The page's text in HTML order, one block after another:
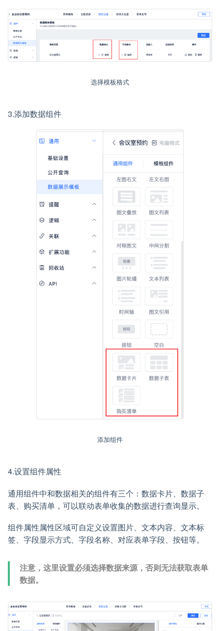
选择模板格式
3.添加数据组件
添加组件
4.设置组件属性
通用组件中和数据相关的组件有三个：数据卡片、数据子
表、购买清单，可以联动表单收集的数据进行查询显示。
组件属性属性区域可自定义设置图片、文本内容、文本标
签、字段显示方式、字段名称、对应表单字段、按钮等。
注意，这里设置必须选择数据来源，否则无法获取表单
数据。